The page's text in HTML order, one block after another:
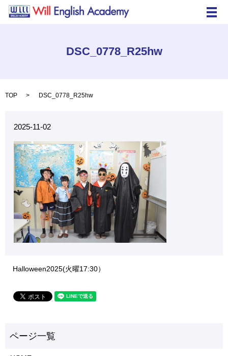
メ
DSC_0778_R25hw
TOP DSC_0778_R25hw
2025-11-02
Halloween2025(火曜17:30）